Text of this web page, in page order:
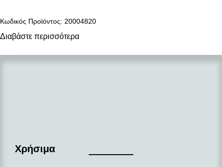
Διαβάστε περισσότερα
Κωδικός Προϊόντος: 20004820
Χρήσιμα